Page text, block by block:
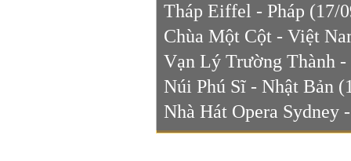
Tháp Eiffel - Pháp (17/
Chùa Một Cột - Việt
Vạn Lý Trường Thành
Núi Phú Sĩ - Nhật Bản
Nhà Hát Opera Sydney